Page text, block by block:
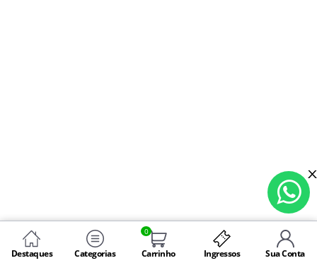
Destaques Categorias
0
Carrinho Ingressos Sua Conta